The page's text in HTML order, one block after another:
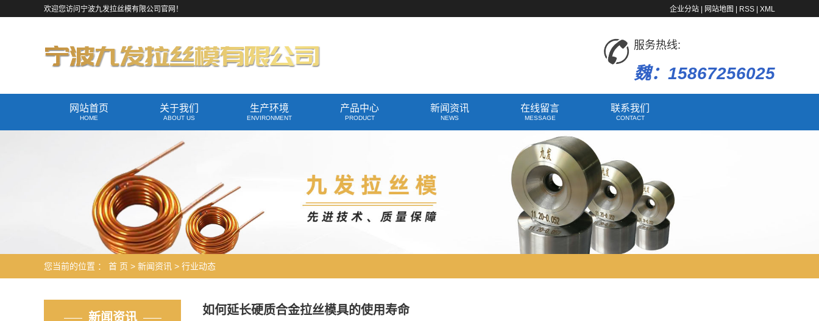
欢迎您访问宁波九发拉丝模有限公司官网！ 企业分站 网站地图 RSS XML
服务热线:
魏：15867256025
网站首页
HOME
关于我们
ABOUT US
生产环境
ENVIRONMENT
产品中心
PRODUCT
新闻资讯
NEWS
在线留言
MESSAGE
联系我们
CONTACT
您当前的位置 ： 首 页 > 新闻资讯 > 行业动态
新闻资讯
如何延长硬质合金拉丝模具的使用寿命